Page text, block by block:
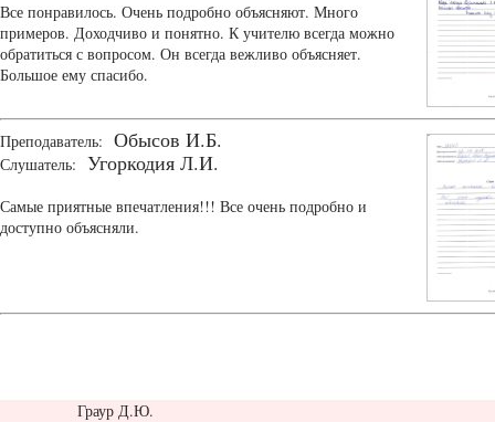
Все понравилось. Очень подробно объясняют. Много
примеров. Доходчиво и понятно. К учителю всегда можно
обратиться с вопросом. Он всегда вежливо объясняет.
Большое ему спасибо.
Преподаватель: Обысов И.Б.
Слушатель: Угоркодия Л.И.
Самые приятные впечатления!!! Все очень подробно и
доступно объясняли.
Граур Д.Ю.